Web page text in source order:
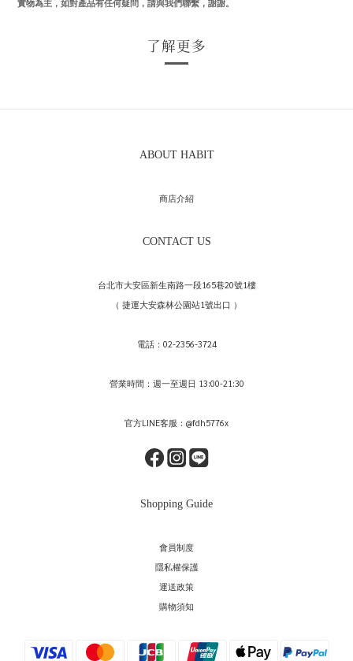
實物為主，如對產品有任何疑問，請與我們聯繫，謝謝。
了解更多
ABOUT HABIT
商店介紹
CONTACT US
台北市大安區新生南路一段165巷20號1樓
（ 捷運大安森林公園站1號出口 ）
電話：02-2356-3724
營業時間：週一至週日 13:00-21:30
官方LINE客服：@fdh5776x
Shopping Guide
會員制度
隱私權保護
運送政策
購物須知